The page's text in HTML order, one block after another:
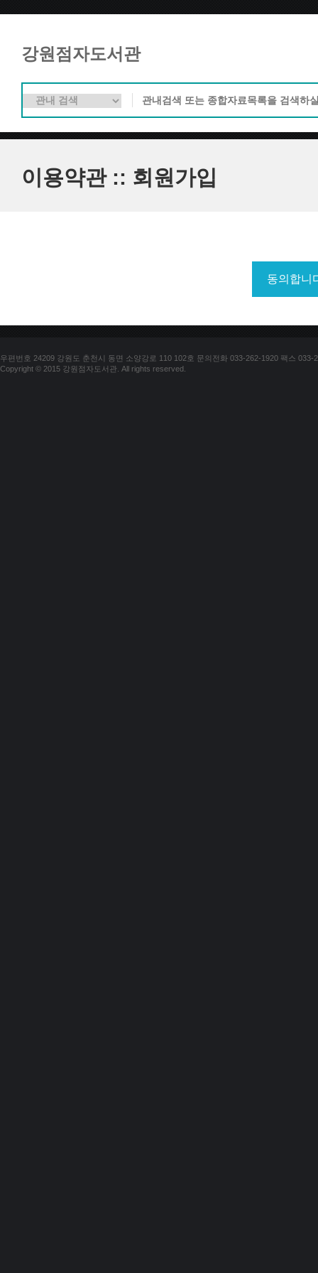
강원점자도서관
이용약관 :: 회원가입
우편번호 24209 강원도 춘천시 동면 소양강로 110 102호 문의전화 033-262-1920 팩스 033-
Copyright © 2015 강원점자도서관. All rights reserved.